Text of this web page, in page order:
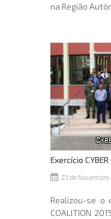
na Região
Exercício
23 de Novembro
Realizou-se o
COALITION